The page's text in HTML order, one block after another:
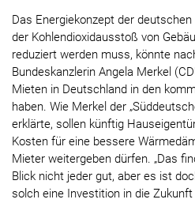
Das Energiekonzept der
der Kohlendioxidausstoß von
reduziert werden muss, könnte
Bundeskanzlerin Angela Merkel
Mieten in Deutschland in den
haben. Wie Merkel der
erklärte, sollen künftig
Kosten für eine bessere
Mieter weitergeben dürfen. „Das
Blick nicht jeder gut, aber es ist
solch eine Investition in die